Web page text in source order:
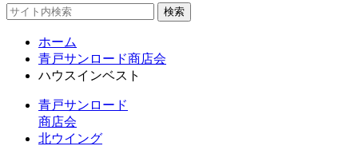
検索
ホーム
青戸サンロード商店会
ハウスインベスト
青戸サンロード
商店会
北ウイング